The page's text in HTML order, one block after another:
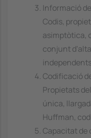
Informació
Codis,
asimptòtica,
conjunt
Codificació
Propietats
única,
Huffman,
Capacitat de